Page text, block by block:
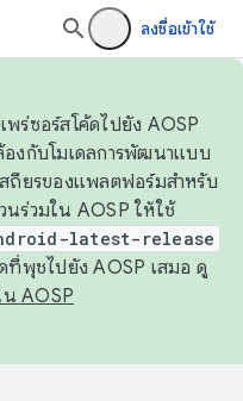
ลงชื่อเข้าใช้
ร่ซอร์สโค้ดไปยัง AOSP
งกับโมเดลการพัฒนาแบบ
ถียรของแพลตฟอร์มสำหรับ
นร่วมใน AOSP ให้ใช้
latest-release
ที่พุชไปยัง AOSP เสมอ ดู
AOSP